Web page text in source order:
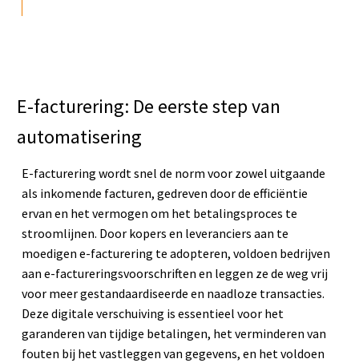
E-facturering: De eerste step van
automatisering
E-facturering wordt snel de norm voor zowel uitgaande
als inkomende facturen, gedreven door de efficiëntie
ervan en het vermogen om het betalingsproces te
stroomlijnen. Door kopers en leveranciers aan te
moedigen e-facturering te adopteren, voldoen bedrijven
aan e-factureringsvoorschriften en leggen ze de weg vrij
voor meer gestandaardiseerde en naadloze transacties.
Deze digitale verschuiving is essentieel voor het
garanderen van tijdige betalingen, het verminderen van
fouten bij het vastleggen van gegevens, en het voldoen